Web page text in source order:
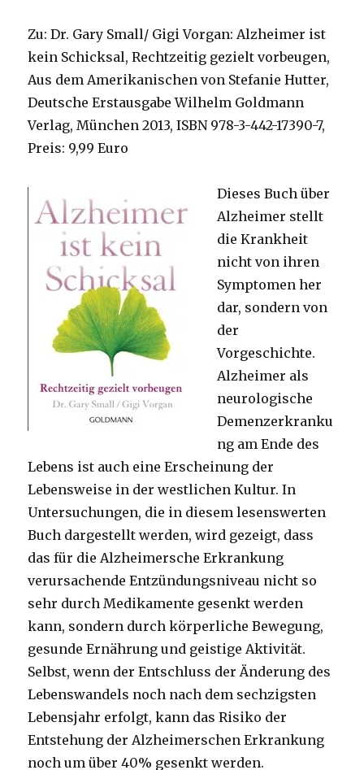
Zu: Dr. Gary Small/ Gigi Vorgan: Alzheimer ist
kein Schicksal, Rechtzeitig gezielt vorbeugen,
Aus dem Amerikanischen von Stefanie Hutter,
Deutsche Erstausgabe Wilhelm Goldmann
Verlag, München 2013, ISBN 978-3-442-17390-7,
Preis: 9,99 Euro
Dieses Buch über
Alzheimer stellt
die Krankheit
nicht von ihren
Symptomen her
dar, sondern von
der
Vorgeschichte.
Alzheimer als
neurologische
Demenzerkranku
ng am Ende des
Lebens ist auch eine Erscheinung der
Lebensweise in der westlichen Kultur. In
Untersuchungen, die in diesem lesenswerten
Buch dargestellt werden, wird gezeigt, dass
das für die Alzheimersche Erkrankung
verursachende Entzündungsniveau nicht so
sehr durch Medikamente gesenkt werden
kann, sondern durch körperliche Bewegung,
gesunde Ernährung und geistige Aktivität.
Selbst, wenn der Entschluss der Änderung des
Lebenswandels noch nach dem sechzigsten
Lebensjahr erfolgt, kann das Risiko der
Entstehung der Alzheimerschen Erkrankung
noch um über 40% gesenkt werden.